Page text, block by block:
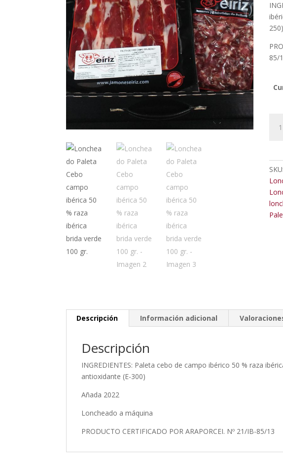
85/
raza
SKU:
Descripción Información adicional
Descripción
INGREDIENTES: Paleta cebo de campo ibérico 50 % raza
antioxidante (E-300)
Añada 2022
Loncheado a máquina
PRODUCTO CERTIFICADO POR ARAPORCEI. Nº 21/IB-85/13